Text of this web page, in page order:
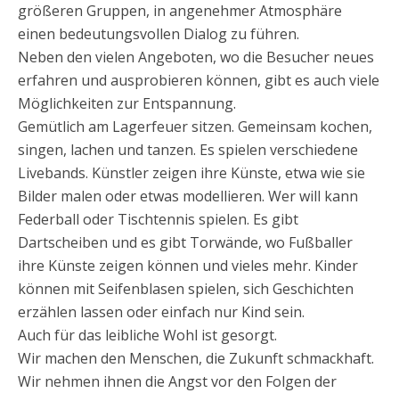
größeren Gruppen, in angenehmer Atmosphäre
einen bedeutungsvollen Dialog zu führen.
Neben den vielen Angeboten, wo die Besucher neues
erfahren und ausprobieren können, gibt es auch viele
Möglichkeiten zur Entspannung.
Gemütlich am Lagerfeuer sitzen. Gemeinsam kochen,
singen, lachen und tanzen. Es spielen verschiedene
Livebands. Künstler zeigen ihre Künste, etwa wie sie
Bilder malen oder etwas modellieren. Wer will kann
Federball oder Tischtennis spielen. Es gibt
Dartscheiben und es gibt Torwände, wo Fußballer
ihre Künste zeigen können und vieles mehr. Kinder
können mit Seifenblasen spielen, sich Geschichten
erzählen lassen oder einfach nur Kind sein.
Auch für das leibliche Wohl ist gesorgt.
Wir machen den Menschen, die Zukunft schmackhaft.
Wir nehmen ihnen die Angst vor den Folgen der